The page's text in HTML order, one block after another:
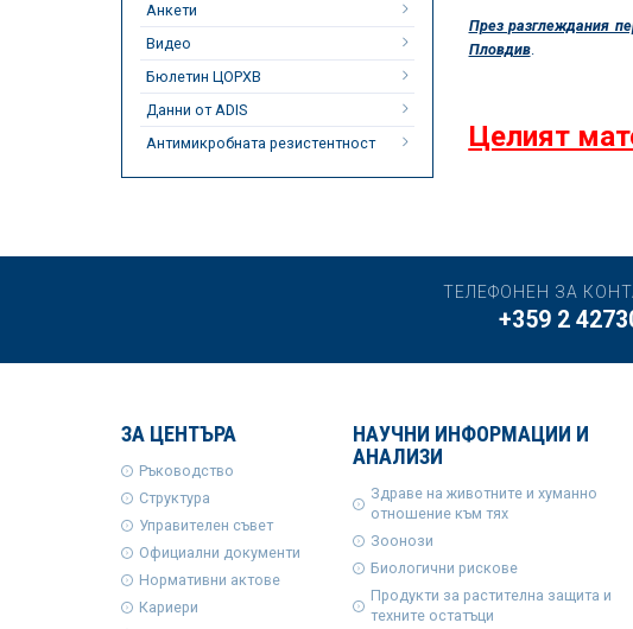
Анкети
Видео
Бюлетин ЦОРХВ
Данни от ADIS
Антимикробната резистентност
През разглеждания
Пловдив.
Целият
ТЕЛЕФОНЕН ЗА
+359 2
ЗА ЦЕНТЪРА
Ръководство
Структура
Управителен съвет
Официални документи
Нормативни актове
Кариери
НАУЧНИ ИНФОРМАЦИИ И
АНАЛИЗИ
Здраве на животните и хуманно
отношение към тях
Зоонози
Биологични рискове
Продукти за растителна защита и
техните остатъци